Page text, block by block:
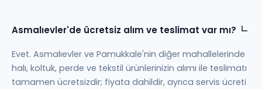
Asmalıevler'de ücretsiz alım ve teslimat var mı?
Evet. Asmalıevler ve Pamukkale'nin diğer mahallelerinde
halı, koltuk, perde ve tekstil ürünlerinizin alımı ile teslimatı
tamamen ücretsizdir; fiyata dahildir, ayrıca servis ücreti